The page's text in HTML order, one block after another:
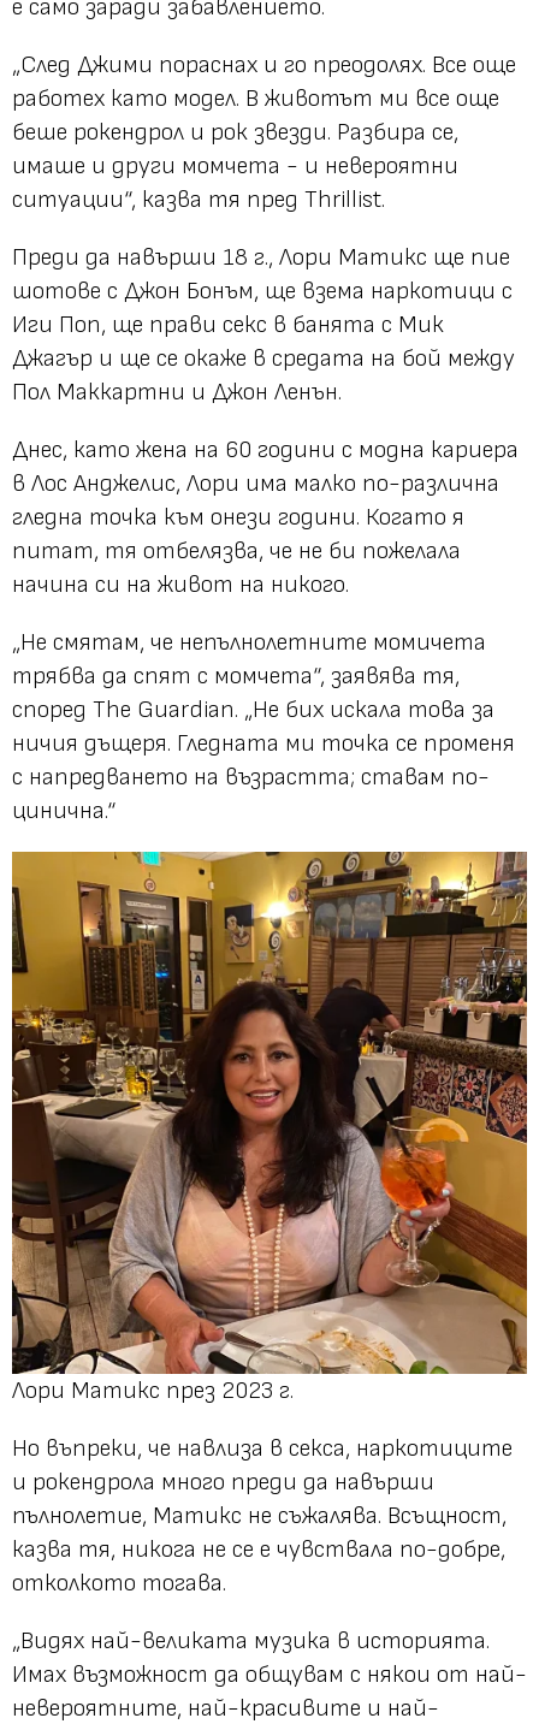
е само заради забавлението.
„След Джими пораснах и го преодолях. Все още
работех като модел. В животът ми все още
беше рокендрол и рок звезди. Разбира се,
имаше и други момчета - и невероятни
ситуации“, казва тя пред Thrillist.
Преди да навърши 18 г., Лори Матикс ще пие
шотове с Джон Бонъм, ще взема наркотици с
Иги Поп, ще прави секс в банята с Мик
Джагър и ще се окаже в средата на бой между
Пол Маккартни и Джон Ленън.
Днес, като жена на 60 години с модна кариера
в Лос Анджелис, Лори има малко по-различна
гледна точка към онези години. Когато я
питат, тя отбелязва, че не би пожелала
начина си на живот на никого.
„Не смятам, че непълнолетните момичета
трябва да спят с момчета“, заявява тя,
според The Guardian. „Не бих искала това за
ничия дъщеря. Гледната ми точка се променя
с напредването на възрастта; ставам по-
цинична.“
Лори Матикс през 2023 г.
Но въпреки, че навлиза в секса, наркотиците
и рокендрола много преди да навърши
пълнолетие, Матикс не съжалява. Всъщност,
казва тя, никога не се е чувствала по-добре,
отколкото тогава.
„Видях най-великата музика в историята.
Имах възможност да общувам с някои от най-
невероятните, най-красивите и най-